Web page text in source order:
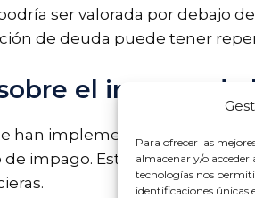
Para ofrecer las
almacenar y/o
tecnologías nos
identificaciones únicas
ser valorada por debajo
de deuda puede tener
el impago de
han implementado cambios
de impago. Estas reformas